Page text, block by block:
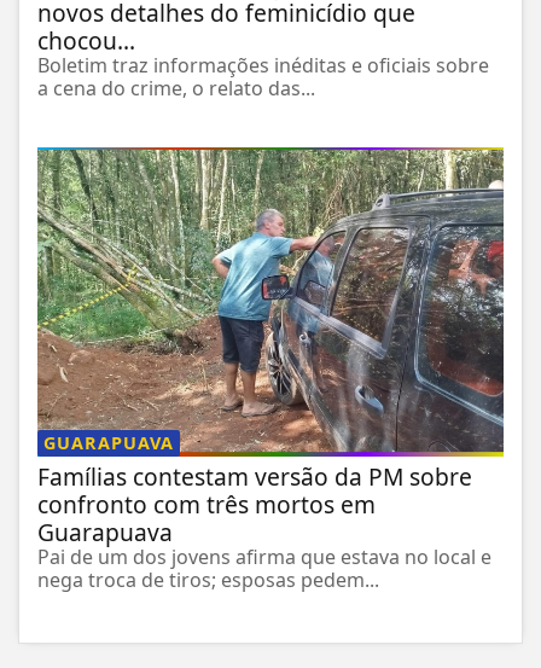
novos detalhes do feminicídio que
chocou...
Boletim traz informações inéditas e oficiais sobre
a cena do crime, o relato das...
GUARAPUAVA
Famílias contestam versão da PM sobre
confronto com três mortos em
Guarapuava
Pai de um dos jovens afirma que estava no local e
nega troca de tiros; esposas pedem...